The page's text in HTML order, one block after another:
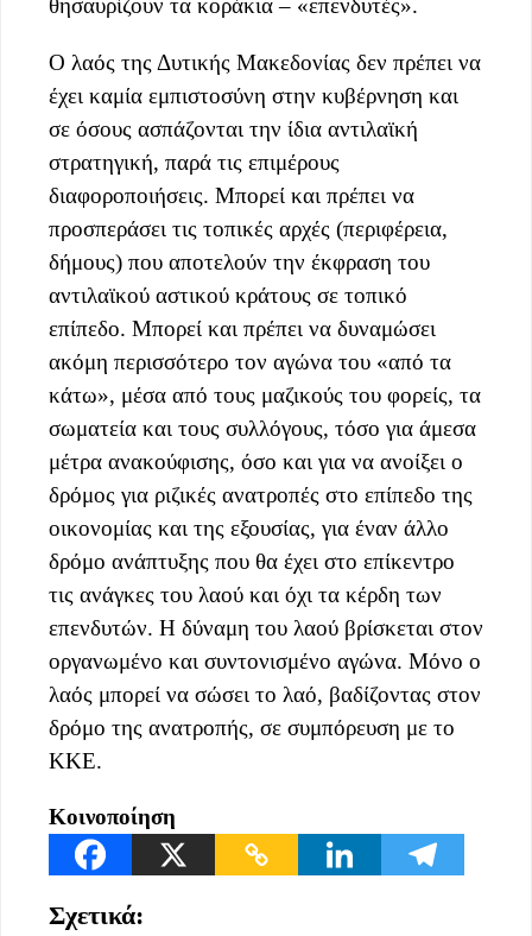
θησαυρίζουν τα κοράκια – «επενδυτές».
Ο λαός της Δυτικής Μακεδονίας δεν πρέπει να
έχει καμία εμπιστοσύνη στην κυβέρνηση και
σε όσους ασπάζονται την ίδια αντιλαϊκή
στρατηγική, παρά τις επιμέρους
διαφοροποιήσεις. Μπορεί και πρέπει να
προσπεράσει τις τοπικές αρχές (περιφέρεια,
δήμους) που αποτελούν την έκφραση του
αντιλαϊκού αστικού κράτους σε τοπικό
επίπεδο. Μπορεί και πρέπει να δυναμώσει
ακόμη περισσότερο τον αγώνα του «από τα
κάτω», μέσα από τους μαζικούς του φορείς, τα
σωματεία και τους συλλόγους, τόσο για άμεσα
μέτρα ανακούφισης, όσο και για να ανοίξει ο
δρόμος για ριζικές ανατροπές στο επίπεδο της
οικονομίας και της εξουσίας, για έναν άλλο
δρόμο ανάπτυξης που θα έχει στο επίκεντρο
τις ανάγκες του λαού και όχι τα κέρδη των
επενδυτών. Η δύναμη του λαού βρίσκεται στον
οργανωμένο και συντονισμένο αγώνα. Μόνο ο
λαός μπορεί να σώσει το λαό, βαδίζοντας στον
δρόμο της ανατροπής, σε συμπόρευση με το
ΚΚΕ.
Κοινοποίηση
Σχετικά: